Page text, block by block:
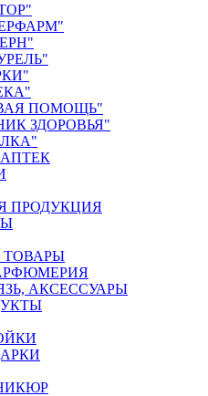
ПОМОЩЬ"
ЗДОРОВЬЯ"
ПРОДУКЦИЯ
ТОВАРЫ
АКСЕССУАРЫ